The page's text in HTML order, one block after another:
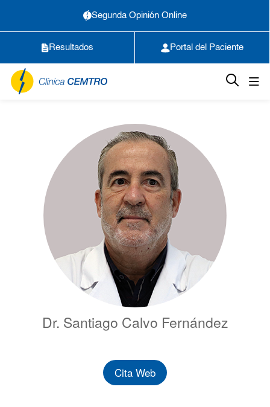
Segunda Opinión Online
Resultados Portal del Paciente
Dr. Santiago Calvo Fernández
Cita Web